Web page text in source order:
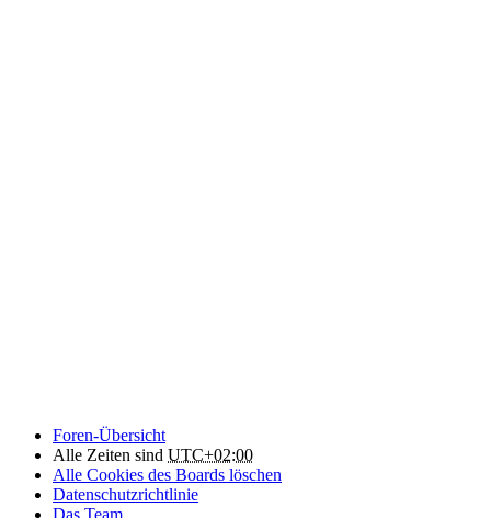
Foren-Übersicht
Alle Zeiten sind UTC+02:00
Alle Cookies des Boards löschen
Datenschutzrichtlinie